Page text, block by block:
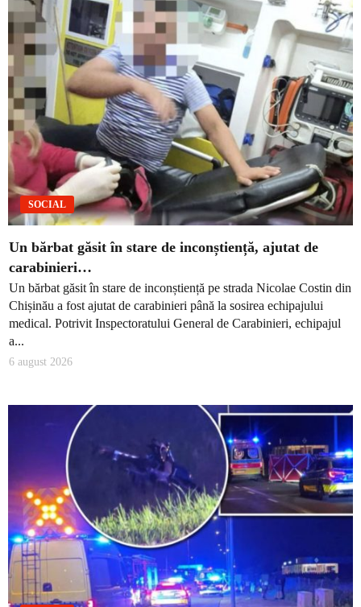
SOCIAL
Un bărbat găsit în stare de inconștiență, ajutat de
carabinieri…
Un bărbat găsit în stare de inconștiență pe strada Nicolae Costin din
Chișinău a fost ajutat de carabinieri până la sosirea echipajului
medical. Potrivit Inspectoratului General de Carabinieri, echipajul
a...
6 august 2026